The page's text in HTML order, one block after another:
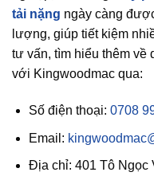
tải nặng ngày càng
lượng, giúp tiết kiệm
tư vấn, tìm hiểu thêm về
với Kingwoodmac qua:
Số điện thoại: 0708
Email:
Địa chỉ: 401 Tô Ngọc